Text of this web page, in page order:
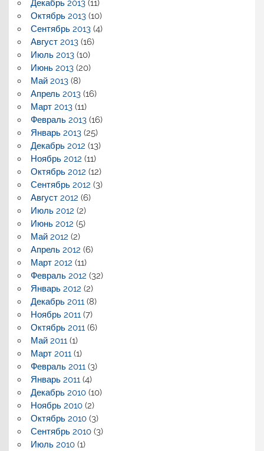
Декабрь 2013(11)
Октябрь 2013(10)
Сентябрь 2013(4)
Август 2013(16)
Июль 2013(10)
Июнь 2013(20)
Май 2013(8)
Апрель 2013(16)
Март 2013(11)
Февраль 2013(16)
Январь 2013(25)
Декабрь 2012 (13)
Ноябрь 2012 (11)
Октябрь 2012 (12)
Сентябрь 2012 (3)
Август 2012 (6)
Июль 2012 (2)
Июнь 2012 (5)
Май 2012 (2)
Апрель 2012 (6)
Март 2012 (11)
Февраль 2012 (32)
Январь 2012 (2)
Декабрь 2011(8)
Ноябрь 2011(7)
Октябрь 2011(6)
Май 2011(1)
Март 2011(1)
Февраль 2011(3)
Январь 2011(4)
Декабрь 2010(10)
Ноябрь 2010(2)
Октябрь 2010(3)
Сентябрь 2010(3)
Июль 2010(1)